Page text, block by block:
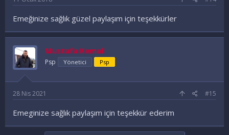
Emeğinize sağlık güzel paylaşım için teşekkürler
Mustafa Kemal
Psp Yönetici Psp
28 Nis 2021 #15
Emeginize sağlık paylaşım için teşekkür ederim